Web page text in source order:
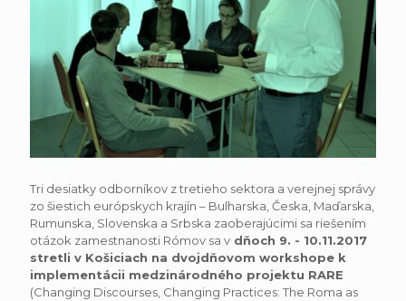
Tri desiatky odborníkov z tretieho sektora a verejnej správy
zo šiestich európskych krajín – Bulharska, Česka, Maďarska,
Rumunska, Slovenska a Srbska zaoberajúcimi sa riešením
otázok zamestnanosti Rómov sa v dňoch 9. - 10.11.2017
stretli v Košiciach na dvojdňovom workshope k
implementácii medzinárodného projektu RARE
(Changing Discourses, Changing Practices: The Roma as